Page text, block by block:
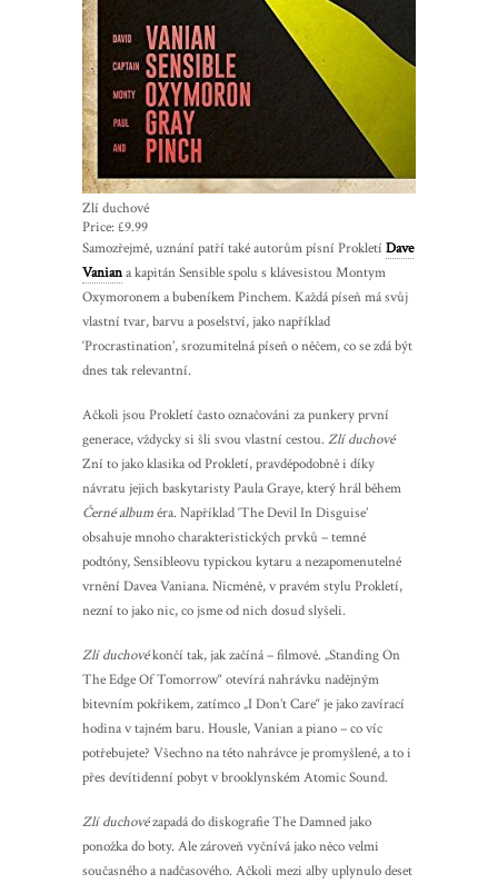
Zlí duchové
Price:£9.99
Samozřejmě, uznání patří také autorům písní Prokletí Dave
Vaniana kapitán Sensible spolu s klávesistou Montym
Oxymoronem a bubeníkem Pinchem. Každá píseň má svůj
vlastní tvar, barvu a poselství, jako například
‘Procrastination’, srozumitelná píseň o něčem, co se zdá být
dnes tak relevantní.
Ačkoli jsou Prokletí často označováni za punkery první
generace, vždycky si šli svou vlastní cestou. Zlí duchové
Zní to jako klasika od Prokletí, pravděpodobně i díky
návratu jejich baskytaristy Paula Graye, který hrál během
Černé albuméra. Například ‘The Devil In Disguise’
obsahuje mnoho charakteristických prvků – temné
podtóny, Sensibleovu typickou kytaru a nezapomenutelné
vrnění Davea Vaniana. Nicméně, v pravém stylu Prokletí,
nezní to jako nic, co jsme od nich dosud slyšeli.
Zlí duchovékončí tak, jak začíná – filmově. „Standing On
The Edge Of Tomorrow“ otevírá nahrávku nadějným
bitevním pokřikem, zatímco „I Don’t Care“ je jako zavírací
hodina v tajném baru. Housle, Vanian a piano – co víc
potřebujete? Všechno na této nahrávce je promyšlené, a to i
přes devítidenní pobyt v brooklynském Atomic Sound.
Zlí duchovézapadá do diskografie The Damned jako
ponožka do boty. Ale zároveň vyčnívá jako něco velmi
současného a nadčasového. Ačkoli mezi alby uplynulo deset